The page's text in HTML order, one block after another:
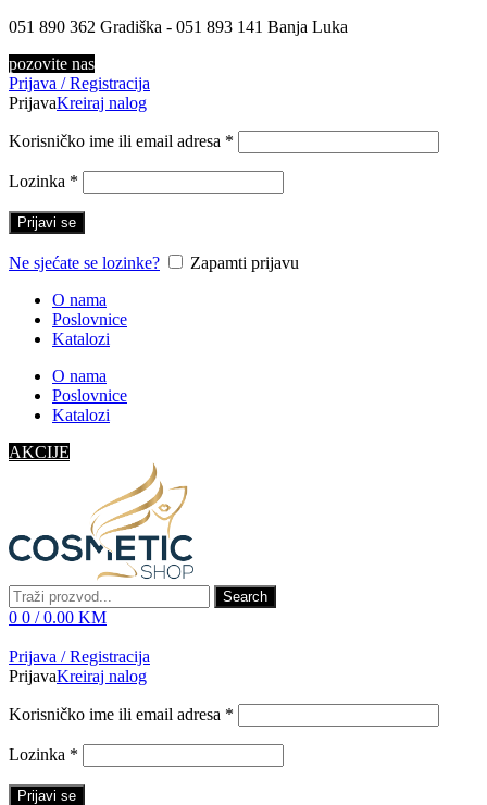
051 890 362 Gradiška - 051 893 141 Banja Luka
pozovite nas
Prijava / Registracija
PrijavaKreiraj nalog
Korisničko ime ili email adresa *
Lozinka *
Prijavi se
Ne sjećate se lozinke?
Zapamti prijavu
O nama
Poslovnice
Katalozi
O nama
Poslovnice
Katalozi
AKCIJE
Search
0 0 / 0.00 KM
Prijava / Registracija
PrijavaKreiraj nalog
Korisničko ime ili email adresa *
Lozinka *
Prijavi se